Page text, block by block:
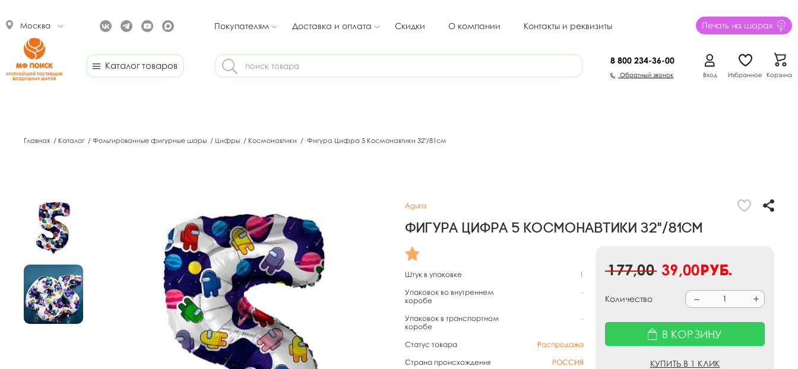
Москва Покупателям Доставка и оплата Скидки О компании Контакты и реквизиты Печать на шарах
Каталог товаров 8 800 234-36-00
Обратный звонок Вход Избранное Корзина
Главная / Каталог / Фольгированные фигурные шары / Цифры / Космонавтики / Фигура Цифра 5 Космонавтики 32"/81см
Agura
Фигура Цифра 5 Космонавтики 32"/81см
Штук в упаковке
1
Упаковок во внутреннем
коробе
-
Упаковок в транспортном
коробе
-
Статус товара
Распродажа
Страна происхождения
РОССИЯ
177,00 39,00руб.
Количество
В КОРЗИНУ
КУПИТЬ В 1 КЛИК